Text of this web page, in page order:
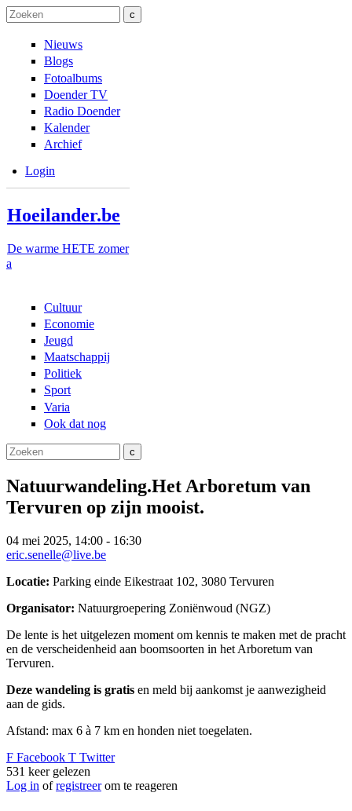
Overslaan en naar de inhoud gaan
Skip to navigation
Zoeken
Nieuws
Blogs
Fotoalbums
Doender TV
Radio Doender
Kalender
Archief
Login
Hoeilander.be
De warme HETE zomer
a
Cultuur
Economie
Jeugd
Maatschappij
Politiek
Sport
Varia
Ook dat nog
Zoeken
Natuurwandeling.Het Arboretum van
Tervuren op zijn mooist.
04 mei 2025, 14:00 - 16:30
eric.senelle@live.be
Locatie: Parking einde Eikestraat 102, 3080 Tervuren
Organisator: Natuurgroepering Zoniënwoud (NGZ)
De lente is het uitgelezen moment om kennis te maken met de pracht
en de verscheidenheid aan boomsoorten in het Arboretum van
Tervuren.
Deze wandeling is gratis en meld bij aankomst je aanwezigheid
aan de gids.
Afstand: max 6 à 7 km en honden niet toegelaten.
F Facebook T Twitter
531 keer gelezen
Log in ofregistreerom te reageren